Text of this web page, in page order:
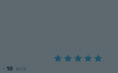
· 10 avis